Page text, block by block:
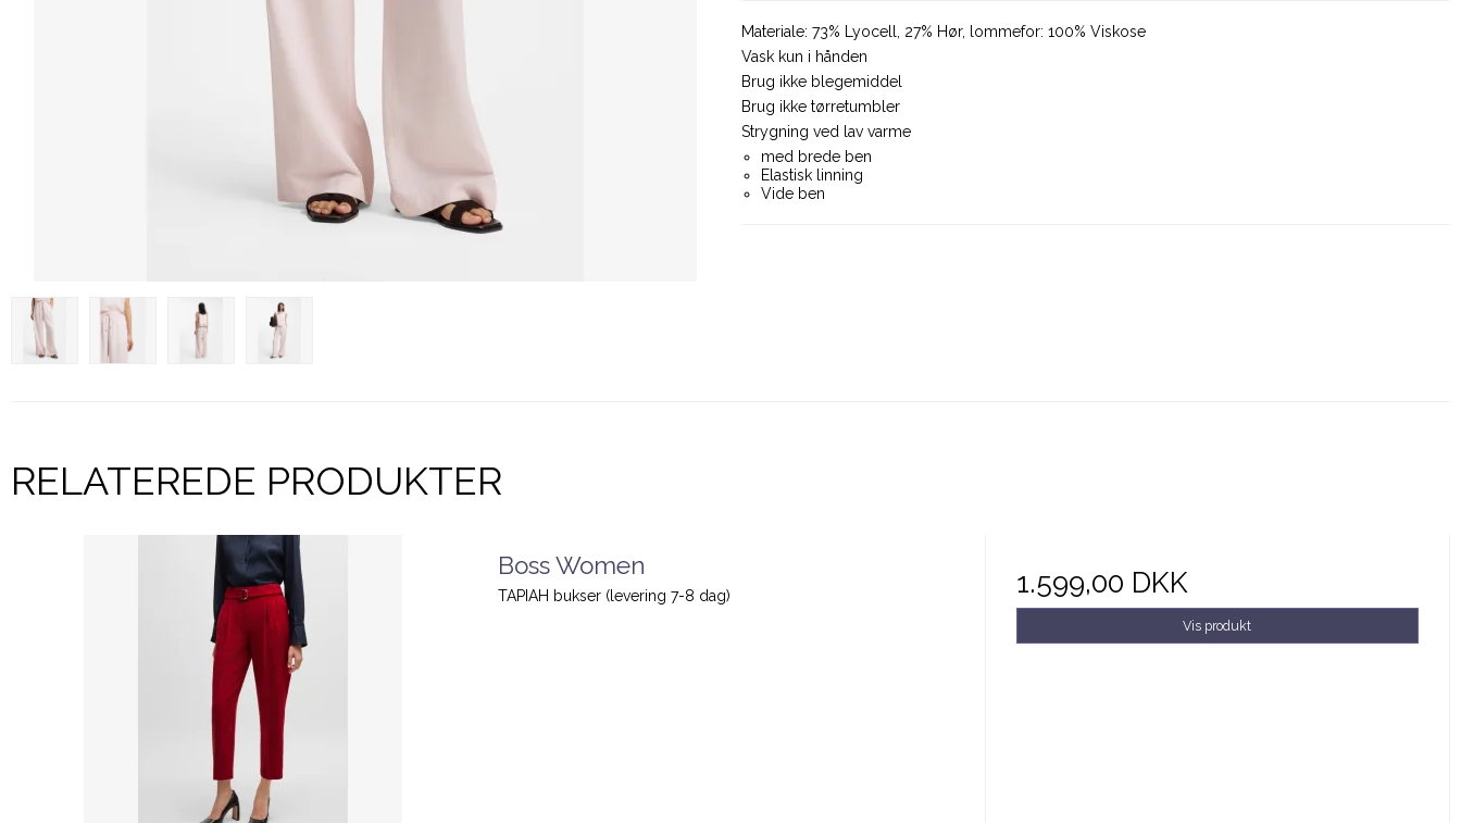
Materiale: 73% Lyocell, 27% Hør, lommefor: 100% Viskose
Vask kun i hånden
Brug ikke blegemiddel
Brug ikke tørretumbler
Strygning ved lav varme
med brede ben
Elastisk linning
Vide ben
RELATEREDE PRODUKTER
Boss Women
TAPIAH bukser (levering 7-8 dag) 1.599,00 DKK
Vis produkt